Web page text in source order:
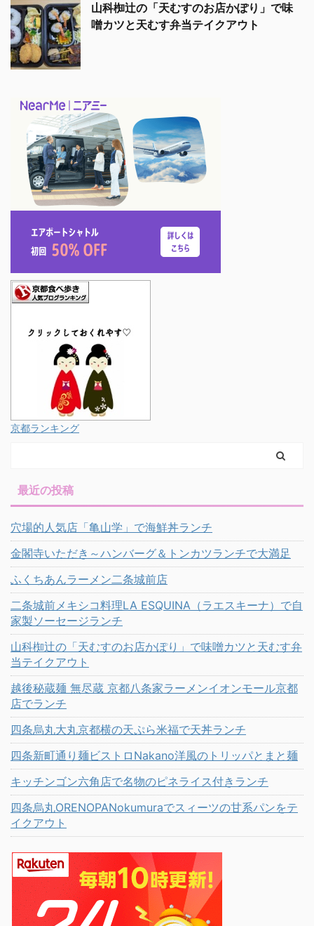
山科椥辻の「天むすのお店かぽり」で味
噌カツと天むす弁当テイクアウト
京都ランキング
最近の投稿
穴場的人気店「亀山学」で海鮮丼ランチ
金閣寺いただき～ハンバーグ＆トンカツランチで大満足
ふくちあんラーメン二条城前店
二条城前メキシコ料理LA ESQUINA（ラエスキーナ）で自
家製ソーセージランチ
山科椥辻の「天むすのお店かぽり」で味噌カツと天むす弁
当テイクアウト
越後秘蔵麺 無尽蔵 京都八条家ラーメンイオンモール京都
店でランチ
四条烏丸大丸京都横の天ぷら米福で天丼ランチ
四条新町通り麺ビストロNakano洋風のトリッパとまと麺
キッチンゴン六角店で名物のピネライス付きランチ
四条烏丸ORENOPANokumuraでスィーツの甘系パンをテ
イクアウト